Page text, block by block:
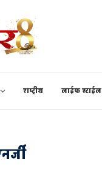
राष्ट्रीय लाईफ स्टाईल